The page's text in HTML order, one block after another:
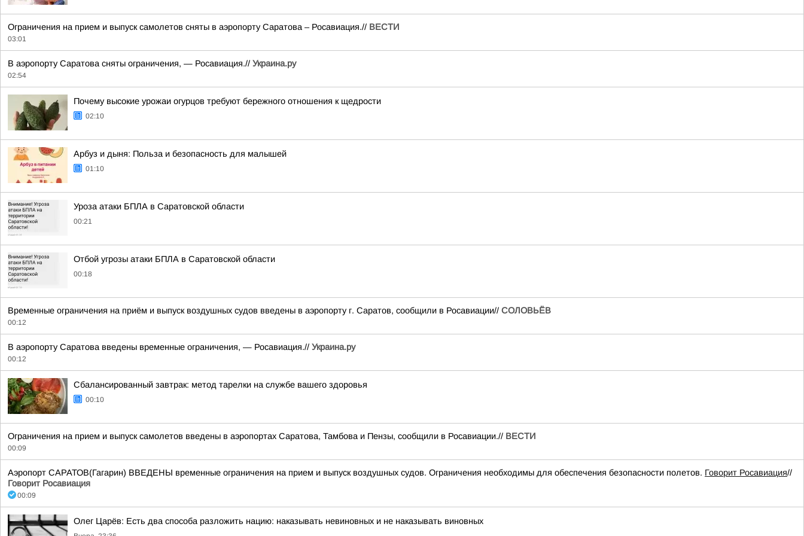
Ограничения на прием и выпуск самолетов сняты в аэропорту Саратова – Росавиация.// ВЕСТИ
03:01
В аэропорту Саратова сняты ограничения, — Росавиация.// Украина.ру
02:54
Почему высокие урожаи огурцов требуют бережного отношения к щедрости
02:10
Арбуз и дыня: Польза и безопасность для малышей
01:10
Уроза атаки БПЛА в Саратовской области
00:21
Отбой угрозы атаки БПЛА в Саратовской области
00:18
Временные ограничения на приём и выпуск воздушных судов введены в аэропорту г. Саратов, сообщили в Росавиации// СОЛОВЬЁВ
00:12
В аэропорту Саратова введены временные ограничения, — Росавиация.// Украина.ру
00:12
Сбалансированный завтрак: метод тарелки на службе вашего здоровья
00:10
Ограничения на прием и выпуск самолетов введены в аэропортах Саратова, Тамбова и Пензы, сообщили в Росавиации.// ВЕСТИ
00:09
Аэропорт САРАТОВ(Гагарин) ВВЕДЕНЫ временные ограничения на прием и выпуск воздушных судов. Ограничения необходимы для обеспечения безопасности полетов. Говорит Росавиация//
Говорит Росавиация
00:09
Олег Царёв: Есть два способа разложить нацию: наказывать невиновных и не наказывать виновных